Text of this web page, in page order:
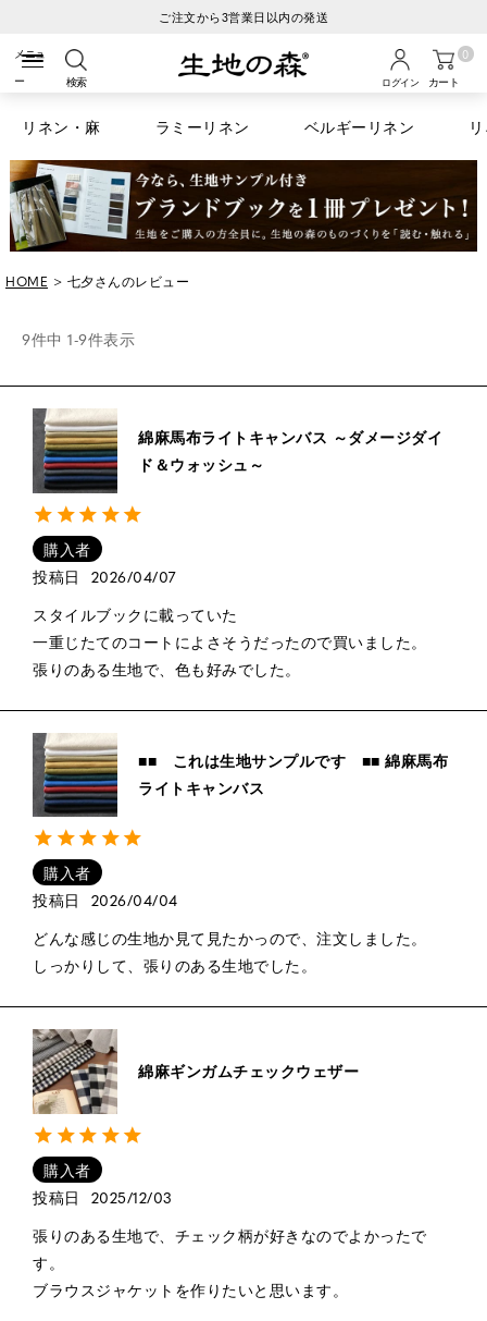
税込6600円以上のお買い物で送料無料
検索 ログイン カート
0
リネン・麻 ラミーリネン ベルギーリネン
HOME 七夕さんのレビュー
9件中 1-9件表示
綿麻馬布ライトキャンバス ～ダメージダイ
ド＆ウォッシュ～
購入者
投稿日
2026/04/07
スタイルブックに載っていた
一重じたてのコートによさそうだったので買いました。
張りのある生地で、色も好みでした。
■■ これは生地サンプルです ■■ 綿麻馬布
ライトキャンバス
購入者
投稿日
2026/04/04
どんな感じの生地か見て見たかっので、注文しました。
しっかりして、張りのある生地でした。
綿麻ギンガムチェックウェザー
購入者
投稿日
2025/12/03
張りのある生地で、チェック柄が好きなのでよかったで
す。
ブラウスジャケットを作りたいと思います。